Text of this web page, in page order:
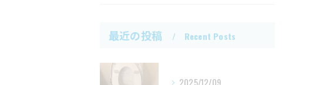
最近の投稿 Recent Posts